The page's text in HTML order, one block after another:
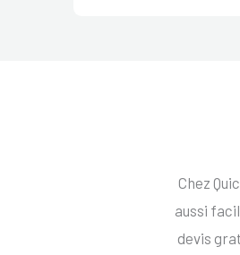
Chez
aussi
devis